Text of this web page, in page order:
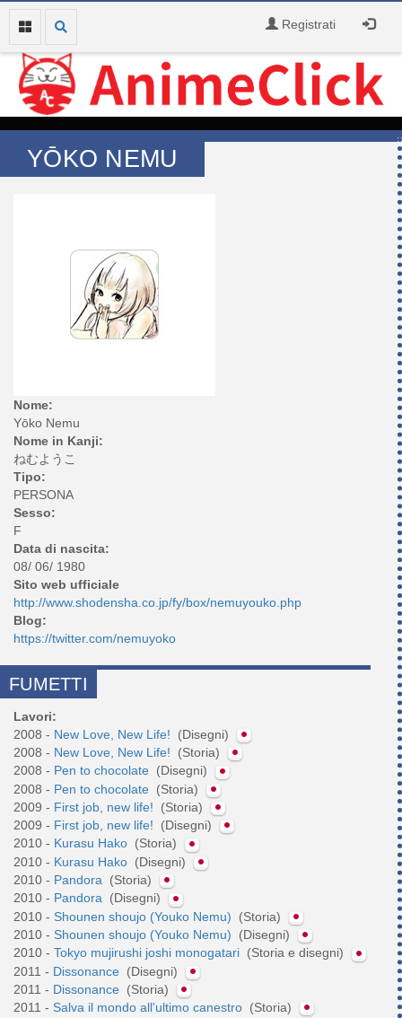
Registrati
YŌKO NEMU
Nome:
Yōko Nemu
Nome in Kanji:
ねむようこ
Tipo:
PERSONA
Sesso:
F
Data di nascita:
08/ 06/ 1980
Sito web ufficiale
http://www.shodensha.co.jp/fy/box/nemuyouko.php
Blog:
https://twitter.com/nemuyoko
FUMETTI
Lavori:
2008 - New Love, New Life!
(Disegni)
2008 - New Love, New Life!
(Storia)
2008 - Pen to chocolate (Disegni)
2008 - Pen to chocolate (Storia)
2009 - First job, new life!
(Storia)
2009 - First job, new life!
(Disegni)
2010 - Kurasu Hako (Storia)
2010 - Kurasu Hako (Disegni)
2010 - Pandora
(Storia)
2010 - Pandora (Disegni)
2010 - Shounen shoujo (Youko Nemu)
(Storia)
2010 - Shounen shoujo (Youko Nemu)
(Disegni)
2010 - Tokyo mujirushi joshi monogatari (Storia e disegni)
2011 - Dissonance (Disegni)
2011 - Dissonance (Storia)
2011 - Salva il mondo all'ultimo canestro (Storia)